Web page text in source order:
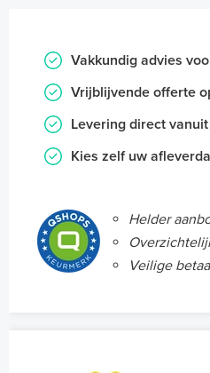
Vakkundig advies
Vrijblijvende offerte
Levering direct
Kies zelf uw
Helder
Veilige